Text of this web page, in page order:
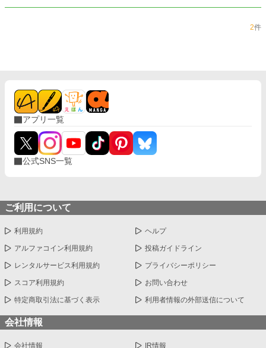
覚系恋愛苦手女性。 ヒロインによる一人称視点。全56話、一話あたり概ね1000
し」前作「身体強化魔法で拳交える外交令嬢の拗らせ恋愛～隣国の悪役令嬢を妻
2件
アプリ一覧
公式SNS一覧
ご利用について
利用規約 ヘルプ
アルファコイン利用規約 投稿ガイドライン
レンタルサービス利用規約 プライバシーポリシー
スコア利用規約 お問い合わせ
特定商取引法に基づく表示 利用者情報の外部送信について
会社情報
会社情報 IR情報